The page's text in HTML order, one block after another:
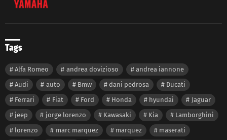
Tags
Alfa Romeo andrea dovizioso
andrea iannone
Audi
auto Bmw dani pedrosa
Ducati
Ferrari
Fiat Ford Honda hyundai
Jaguar
jeep
jorge lorenzo Kawasaki Kia
Lamborghini
lorenzo
marc marquez marquez
maserati